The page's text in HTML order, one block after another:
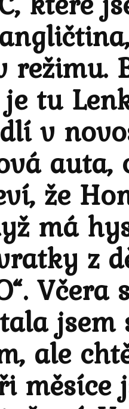
tu
v
že
má
z
ale